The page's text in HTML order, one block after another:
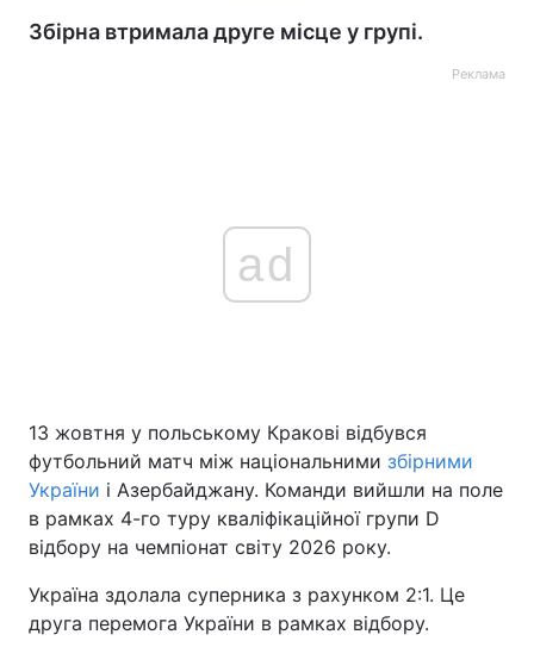
Головна Війна
Україна Політика
Спорт Наука
Збірна втримала друге місце у групі.
Реклама
ad
13 жовтня у польському Кракові відбувся
футбольний матч між національними збірними
України і Азербайджану. Команди вийшли на поле
в рамках 4-го туру кваліфікаційної групи D
відбору на чемпіонат світу 2026 року.
Україна здолала суперника з рахунком 2:1. Це
друга перемога України в рамках відбору.